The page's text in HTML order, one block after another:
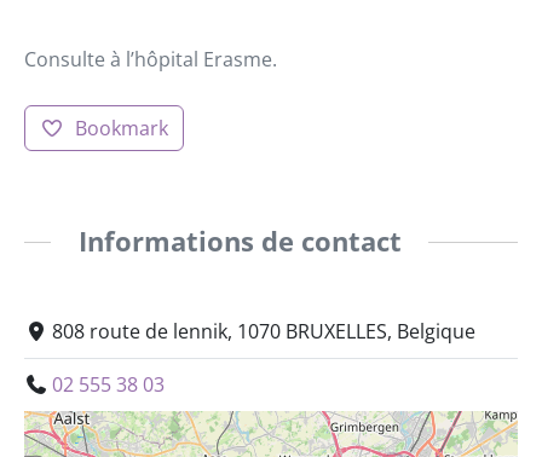
Consulte à l’hôpital Erasme.
Bookmark
Informations de contact
808 route de lennik, 1070 BRUXELLES, Belgique
02 555 38 03